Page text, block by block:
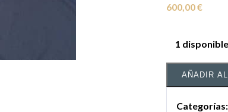
600,00€
1
AÑADIR
Categorías: